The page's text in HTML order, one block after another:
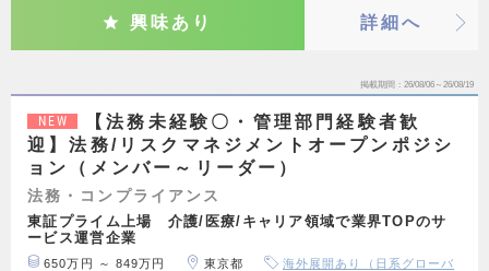
興味あり 詳細へ
掲載期間 26/08/06～26/08/19
NEW
【法務未経験〇・管理部門経験者歓
迎】法務/リスクマネジメントオープンポジシ
ョン（メンバー～リーダー）
法務・コンプライアンス
東証プライム上場 介護/医療/キャリア領域で業界TOPのサ
ービス運営企業
650万円 ～ 849万円 東京都
海外展開あり（日系グローバ